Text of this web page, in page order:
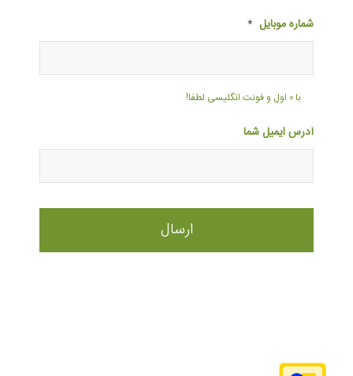
شماره موبایل *
با ۰ اول و فونت انگلیسی لطفا!
آدرس ایمیل شما